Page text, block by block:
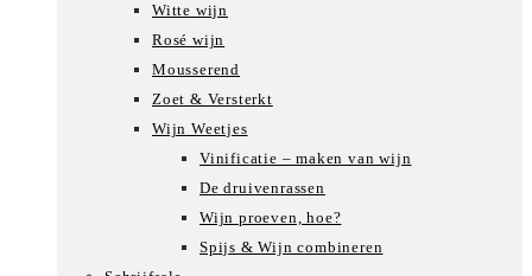
Witte wijn
Rosé wijn
Mousserend
Zoet & Versterkt
Wijn Weetjes
Vinificatie – maken van wijn
De druivenrassen
Wijn proeven, hoe?
Spijs & Wijn combineren